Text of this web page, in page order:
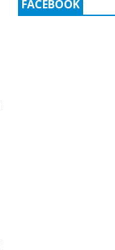
FACEBOOK